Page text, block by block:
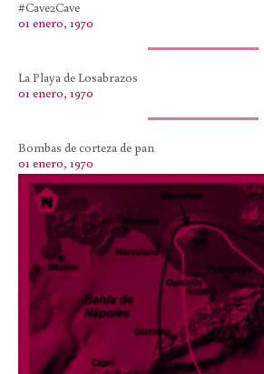
#Cave2Cave
01 enero, 1970
La Playa de Losabrazos
01 enero, 1970
Bombas de corteza de pan
01 enero, 1970